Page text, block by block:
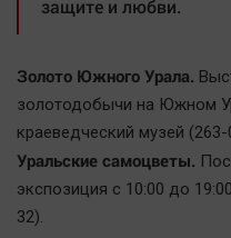
защите и любви.
Золото Южного Урала.
золотодобычи на Южном
краеведческий музей (263-
Уральские самоцветы.
экспозиция с 10:00 до
32).